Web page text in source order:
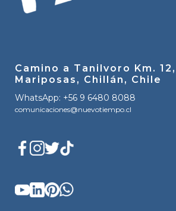
Camino a Tanilvoro Km.
Mariposas, Chillán, Chile
WhatsApp: +56 9 6480 8088
comunicaciones@nuevotiempo.cl